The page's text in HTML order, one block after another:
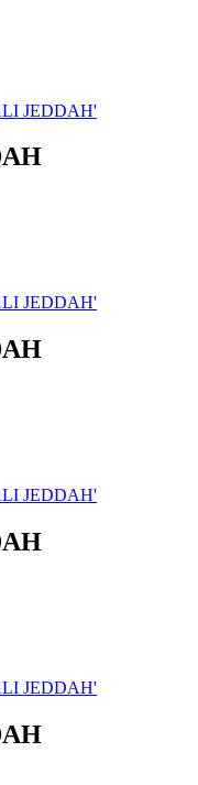
JEDDAH'
JEDDAH'
JEDDAH'
JEDDAH'